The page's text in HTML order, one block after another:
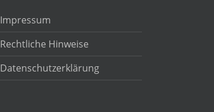
Impressum
Rechtliche Hinweise
Datenschutzerklärung